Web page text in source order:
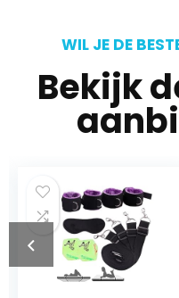
WIL JE DE
Bekijk